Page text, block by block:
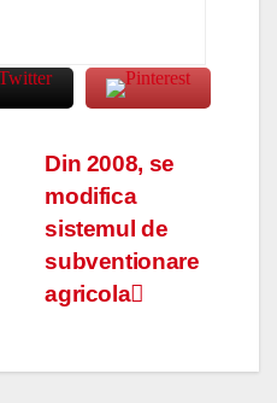
Din 2008, se
modifica
sistemul de
subventionare
agricola